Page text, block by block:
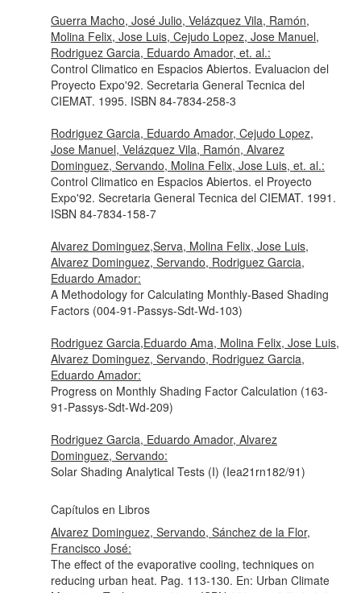
Guerra Macho, José Julio, Velázquez Vila, Ramón,
Molina Felix, Jose Luis, Cejudo Lopez, Jose Manuel,
Rodriguez Garcia, Eduardo Amador, et. al.:
Control Climatico en Espacios Abiertos. Evaluacion del
Proyecto Expo'92. Secretaria General Tecnica del
CIEMAT. 1995. ISBN 84-7834-258-3
Rodriguez Garcia, Eduardo Amador, Cejudo Lopez,
Jose Manuel, Velázquez Vila, Ramón, Alvarez
Dominguez, Servando, Molina Felix, Jose Luis, et. al.:
Control Climatico en Espacios Abiertos. el Proyecto
Expo'92. Secretaria General Tecnica del CIEMAT. 1991.
ISBN 84-7834-158-7
Alvarez Dominguez,Serva, Molina Felix, Jose Luis,
Alvarez Dominguez, Servando, Rodriguez Garcia,
Eduardo Amador:
A Methodology for Calculating Monthly-Based Shading
Factors (004-91-Passys-Sdt-Wd-103)
Rodriguez Garcia,Eduardo Ama, Molina Felix, Jose Luis,
Alvarez Dominguez, Servando, Rodriguez Garcia,
Eduardo Amador:
Progress on Monthly Shading Factor Calculation (163-
91-Passys-Sdt-Wd-209)
Rodriguez Garcia, Eduardo Amador, Alvarez
Dominguez, Servando:
Solar Shading Analytical Tests (I) (Iea21rn182/91)
Capítulos en Libros
Alvarez Dominguez, Servando, Sánchez de la Flor,
Francisco José:
The effect of the evaporative cooling, techniques on
reducing urban heat. Pag. 113-130. En: Urban Climate